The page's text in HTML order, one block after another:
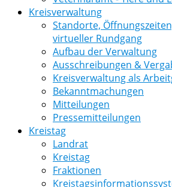
Kreisverwaltung
Standorte,
virtueller Rundgang
Aufbau der Verwaltung
Ausschreibungen &
Kreisverwaltung als
Bekanntmachungen
Mitteilungen
Pressemitteilungen
Kreistag
Landrat
Kreistag
Fraktionen